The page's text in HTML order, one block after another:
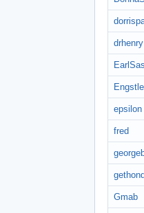
drhenry
epsilon
fred
Gmab